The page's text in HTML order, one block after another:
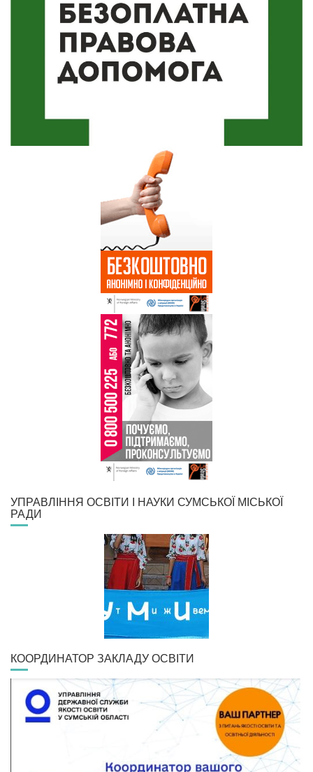
УПРАВЛІННЯ ОСВІТИ І НАУКИ СУМСЬКОЇ МІСЬКОЇ
РАДИ
КООРДИНАТОР ЗАКЛАДУ ОСВІТИ